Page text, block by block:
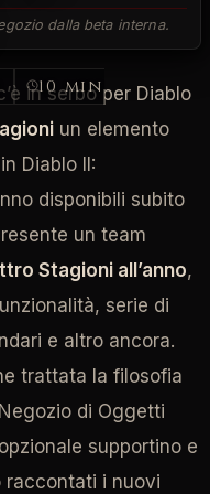
10 min
dalla beta interna.
in serbo per Diablo
un elemento
Diablo II:
disponibili subito
un team
Stagioni all’anno,
serie di
e altro ancora.
trattata la filosofia
di Oggetti
supportino e
raccontati i nuovi